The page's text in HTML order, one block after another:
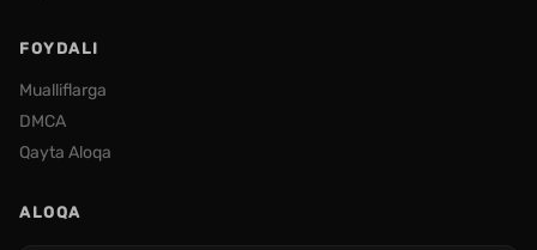
FOYDALI
Mualliflarga
DMCA
Qayta Aloqa
ALOQA